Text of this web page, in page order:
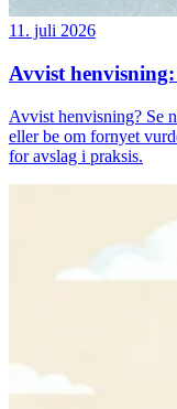
11. juli 2026
Avvist
Avvist henvisning? Se
eller be om fornyet
for avslag i praksis.